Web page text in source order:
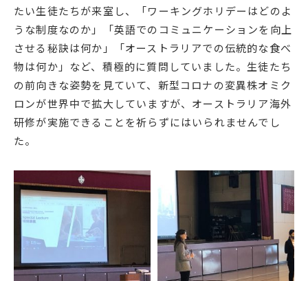
たい生徒たちが来室し、「ワーキングホリデーはどのよ
うな制度なのか」「英語でのコミュニケーションを向上
させる秘訣は何か」「オーストラリアでの伝統的な食べ
物は何か」など、積極的に質問していました。生徒たち
の前向きな姿勢を見ていて、新型コロナの変異株オミク
ロンが世界中で拡大していますが、オーストラリア海外
研修が実施できることを祈らずにはいられませんでし
た。